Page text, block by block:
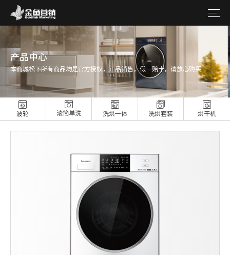
产品中心
本商城松下所有商品均是官方授权，正品销售，假一赔十，请放心购买
波轮 滚筒单洗 洗烘一体 洗烘套装 烘干机